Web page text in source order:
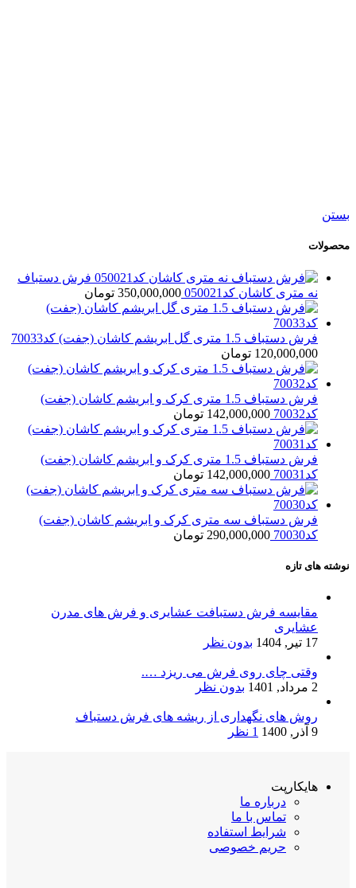
بستن
محصولات
فرش دستباف
نه متری کاشان کد050021
350,000,000 تومان
فرش دستباف 1.5 متری گل ابریشم کاشان (جفت) کد70033
120,000,000 تومان
فرش دستباف 1.5 متری کرک و ابریشم کاشان (جفت)
کد70032
142,000,000 تومان
فرش دستباف 1.5 متری کرک و ابریشم کاشان (جفت)
کد70031
142,000,000 تومان
فرش دستباف سه متری کرک و ابریشم کاشان (جفت)
کد70030
290,000,000 تومان
نوشته های تازه
مقایسه فرش دستبافت عشایری و فرش های مدرن
عشایری
17 تیر, 1404
بدون نظر
وقتی چای روی فرش می ریزد ….
2 مرداد, 1401
بدون نظر
روش های نگهداری از ریشه های فرش دستباف
9 آذر, 1400
1 نظر
هایکارپت
درباره ما
تماس با ما
شرایط استفاده
حریم خصوصی